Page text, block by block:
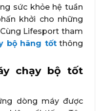
sức khỏe hệ tuần
khởi cho những
Lifesport tham
bộ hãng tốtthông
chạy bộ tốt
dòng máy được